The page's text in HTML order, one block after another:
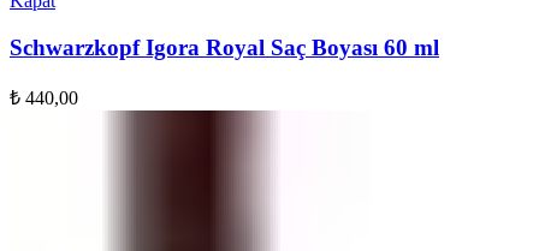
Schwarzkopf Igora Royal Saç Boyası 60 ml
₺ 440,00